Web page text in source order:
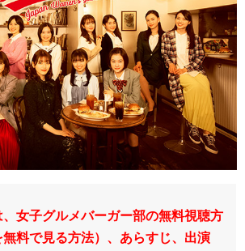
女子グルメバーガー部の無料視聴方
料で見る方法）、あらすじ、出演